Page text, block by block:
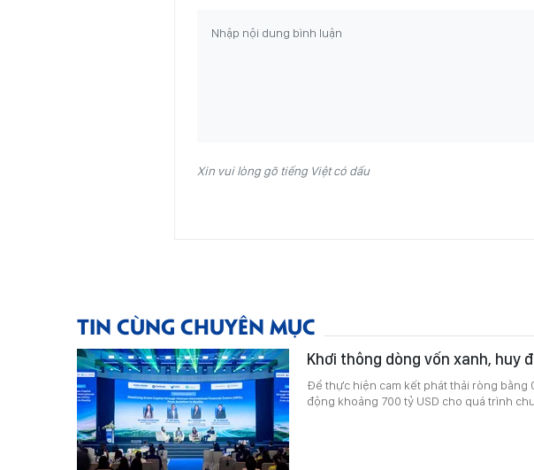
Xin vui lòng gõ tiếng Việt có dấu
TIN CÙNG CHUYÊN MỤC
Khơi thông dòng vốn xanh, huy
Để thực hiện cam kết phát thải ròng bằng
động khoảng 700 tỷ USD cho quá trình